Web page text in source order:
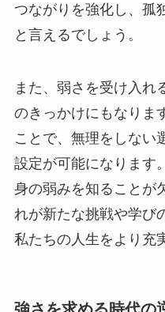
つながりを強化し、孤
と言えるでしょう。
また、弱さを受け入れ
のきっかけにもなりま
ことで、無理をしない
設定が可能になります
身の弱みを知ることが
れが新たな挑戦や学び
私たちの人生をより充